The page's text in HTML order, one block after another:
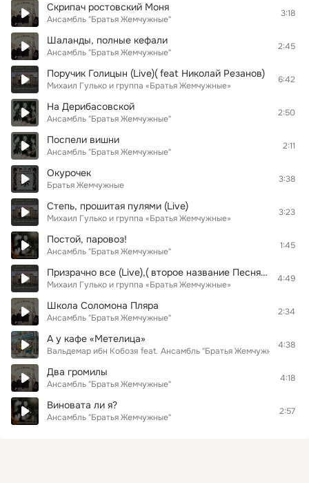
Скрипач ростовский Моня
Ансамбль "Братья Жемчужные"
3:18
Шаланды, полные кефали
Ансамбль "Братья Жемчужные"
2:45
Поручик Голицын (Live)( feat Николай Резанов)
Михаил Гулько и группа «Братья Жемчужные»
6:42
На Дерибасовской
Ансамбль "Братья Жемчужные"
2:50
Поспели вишни
Ансамбль "Братья Жемчужные"
2:11
Окурочек
Братья Жемчужные
3:38
Степь, прошитая пулями (Live)
Михаил Гулько и группа «Братья Жемчужные»
3:23
Постой, паровоз!
Ансамбль "Братья Жемчужные"
1:45
Призрачно все (Live),( второе название Песня из к/ф «Земля Санникова»)
Михаил Гулько и группа «Братья Жемчужные»
4:49
Школа Соломона Пляра
Ансамбль "Братья Жемчужные"
2:34
А у кафе «Метелица»
Вальдемар ибн Кобозя feat. Ансамбль "Братья Жемчужные"
4:38
Два громилы
Ансамбль "Братья Жемчужные"
4:18
Виновата ли я?
Ансамбль "Братья Жемчужные"
2:57